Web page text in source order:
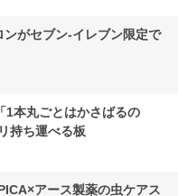
がセブン‐イレブン限定で
1本丸ごとはかさばるの
持ち運べる板
アース製薬の虫ケアス